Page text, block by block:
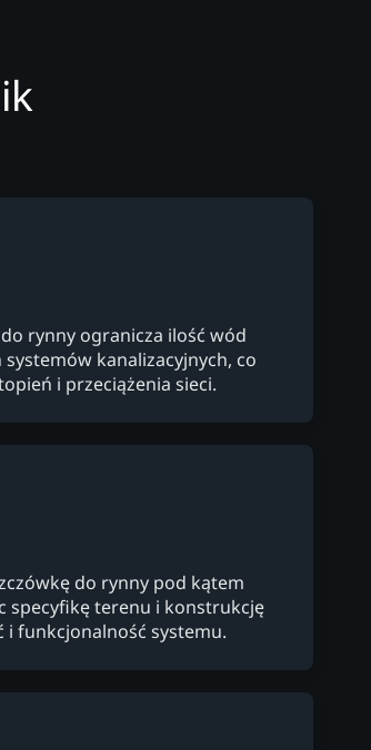
rynny ogranicza ilość wód
kanalizacyjnych, co
i przeciążenia sieci.
do rynny pod kątem
specyfikę terenu i konstrukcję
i funkcjonalność systemu.